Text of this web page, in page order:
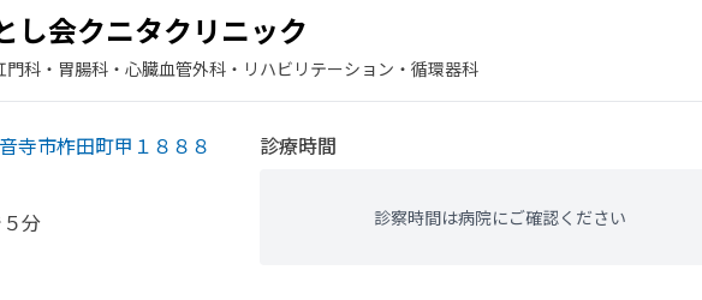
し会クニタクリニック
科・​胃腸科・​心臓血管外科・​リハビリテーション・​循環器科
寺市柞田町甲１８８８
５分
診療時間
診察時間は病院にご確認ください